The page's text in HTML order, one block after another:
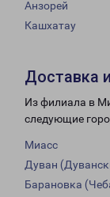
Анзорей
Кашхатау
Доставка
Из филиала в
следующие
Миасс
Дуван
Барановка